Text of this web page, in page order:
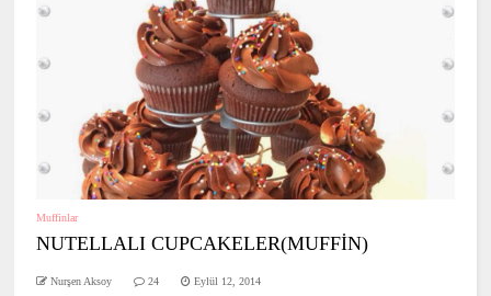
Muffinlar
NUTELLALI CUPCAKELER(MUFFİN)
Nurşen Aksoy 24 Eylül 12, 2014